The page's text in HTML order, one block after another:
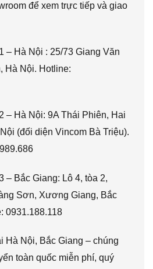
để xem trực tiếp và giao
– Hà Nội : 25/73 Giang Văn
Hà Nội. Hotline:
– Hà Nội: 9A Thái Phiên, Hai
(đối diện Vincom Bà Triệu).
– Bắc Giang: Lô 4, tòa 2,
Sơn, Xương Giang, Bắc
0931.188.118
Nội, Bắc Giang – chúng
toàn quốc miễn phí, quý